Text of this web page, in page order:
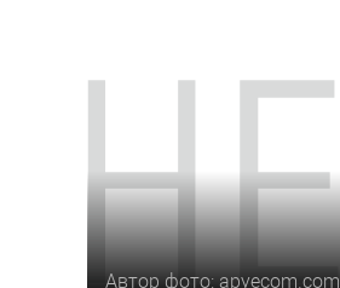
Автор фото: apyecom.com